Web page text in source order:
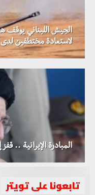
الجيش اللبناني
لاستعادة مختطفين لدى
المبادرة الإيرانية ..
تابعونا على تويتر